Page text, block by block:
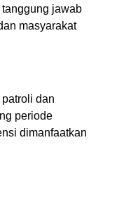
jawab
masyarakat
dan
periode
dimanfaatkan